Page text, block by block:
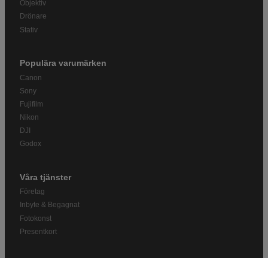
Objektiv
Drönare
Stativ
Populära varumärken
Canon
Sony
Fujifilm
Nikon
DJI
Godox
Våra tjänster
Företag
Inbyte & Begagnat
Fotokonst
Presentkort